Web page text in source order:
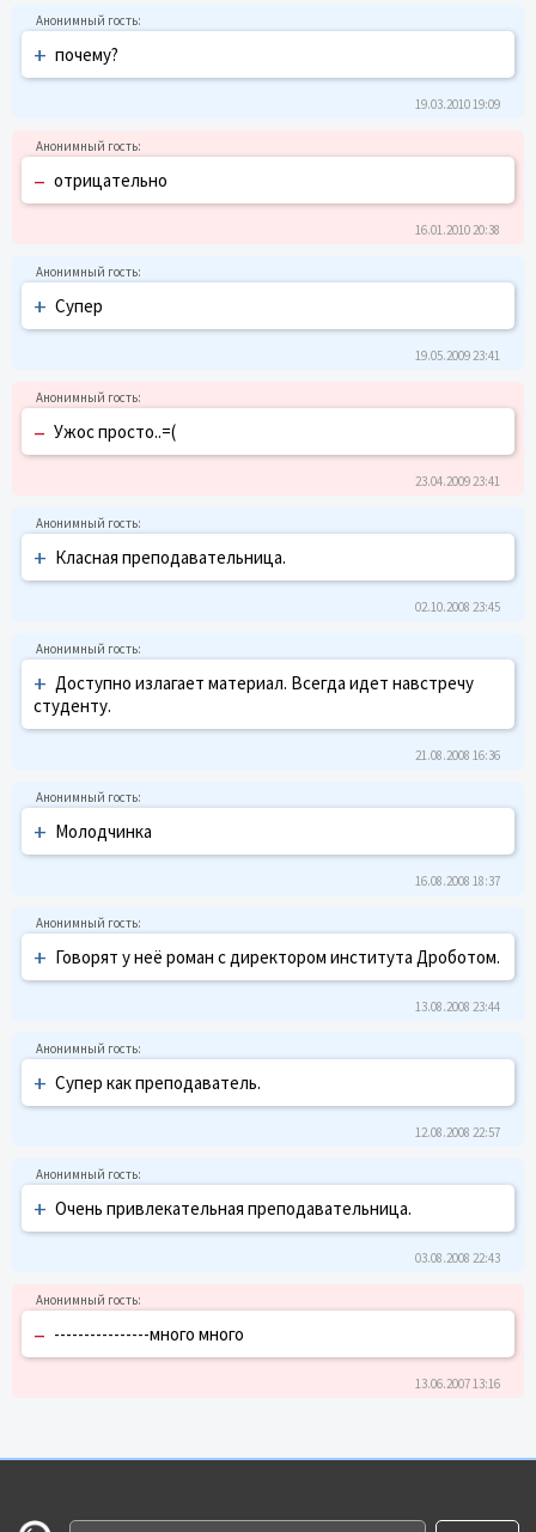
+ почему?
19.03.2010 19:09
– отрицательно
16.01.2010 20:38
+ Супер
19.05.2009 23:41
– Ужос просто..=(
23.04.2009 23:41
+ Класная преподавательница.
02.10.2008 23:45
+ Доступно излагает материал. Всегда идет навстречу
студенту.
21.08.2008 16:36
+ Молодчинка
16.08.2008 18:37
+ Говорят у неё роман с директором института Дроботом.
13.08.2008 23:44
+ Супер как преподаватель.
12.08.2008 22:57
+ Очень привлекательная преподавательница.
03.08.2008 22:43
– ----------------много много
13.06.2007 13:16